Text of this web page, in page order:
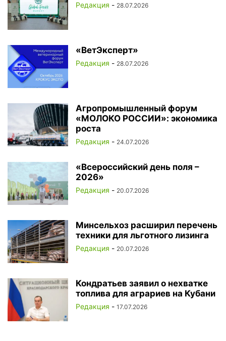
Редакция - 28.07.2026
«ВетЭксперт»
Редакция - 28.07.2026
Агропромышленный форум
«МОЛОКО РОССИИ»: экономика
роста
Редакция - 24.07.2026
«Всероссийский день поля –
2026»
Редакция - 20.07.2026
Минсельхоз расширил перечень
техники для льготного лизинга
Редакция - 20.07.2026
Кондратьев заявил о нехватке
топлива для аграриев на Кубани
Редакция - 17.07.2026